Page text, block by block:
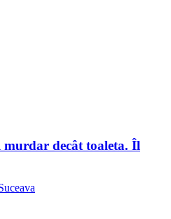
decât toaleta. Îl